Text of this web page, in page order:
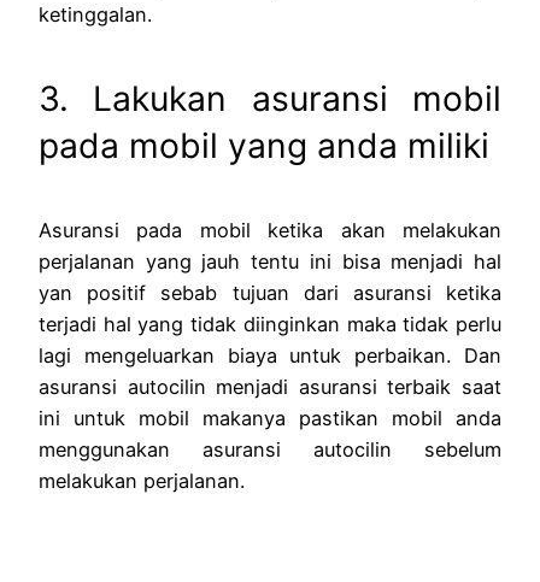
ketinggalan.
3. Lakukan asuransi mobil
pada mobil yang anda miliki
Asuransi pada mobil ketika akan melakukan
perjalanan yang jauh tentu ini bisa menjadi hal
yan positif sebab tujuan dari asuransi ketika
terjadi hal yang tidak diinginkan maka tidak perlu
lagi mengeluarkan biaya untuk perbaikan. Dan
asuransi autocilin menjadi asuransi terbaik saat
ini untuk mobil makanya pastikan mobil anda
menggunakan asuransi autocilin sebelum
melakukan perjalanan.